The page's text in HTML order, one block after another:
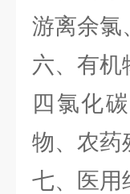
游离余氯
六、有机
四氯化
物、农药
七、医用